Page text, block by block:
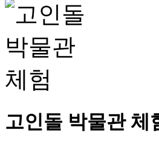
고인돌 박물관 체